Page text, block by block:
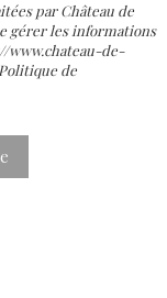
par Château de
gérer les informations
www.chateau-de-
de